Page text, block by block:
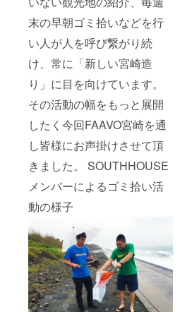
末の早朝ゴミ拾いなどを行
い人が人を呼び繋がり続
け、常に「新しい宮崎造
り」に目を向けています。
その活動の幅をもっと展開
したく今回FAAVO宮崎を通
し皆様にお声掛けさせて頂
きました。 SOUTHHOUSE
メンバーによるゴミ拾い活
動の様子